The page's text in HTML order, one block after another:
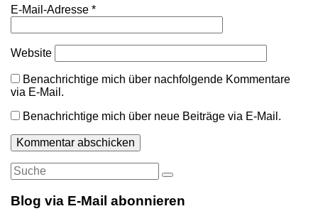
E-Mail-Adresse *
Website
Benachrichtige mich über nachfolgende Kommentare
via E-Mail.
Benachrichtige mich über neue Beiträge via E-Mail.
Suche
nach:
Suche
Blog via E-Mail abonnieren